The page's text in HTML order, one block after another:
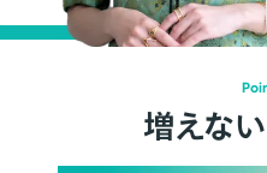
増えな